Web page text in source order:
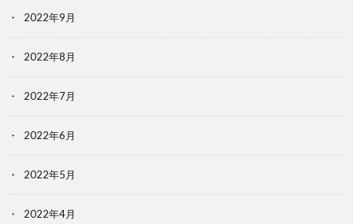
2022年9月
2022年8月
2022年7月
2022年6月
2022年5月
2022年4月